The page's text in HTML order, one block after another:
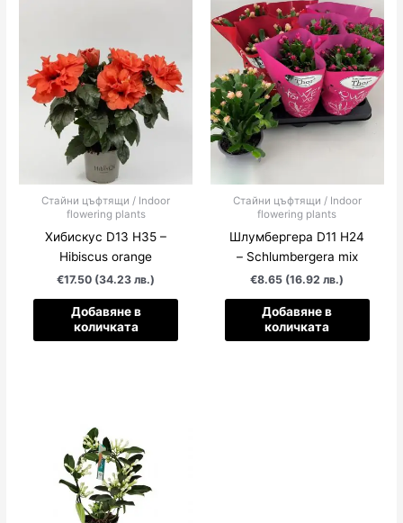
Стайни цъфтящи / Indoor
flowering plants
Хибискус D13 H35 –
Hibiscus orange
€17.50 (34.23 лв.)
Добавяне в
количката
Стайни цъфтящи / Indoor
flowering plants
Шлумбергера D11 H24
– Schlumbergera mix
€8.65 (16.92 лв.)
Добавяне в
количката